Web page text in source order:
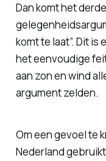
Dan komt het
komt te laat”. Dit
het eenvoudige
aan zon en wind
argument zelden.
Om een gevoel te
Nederland